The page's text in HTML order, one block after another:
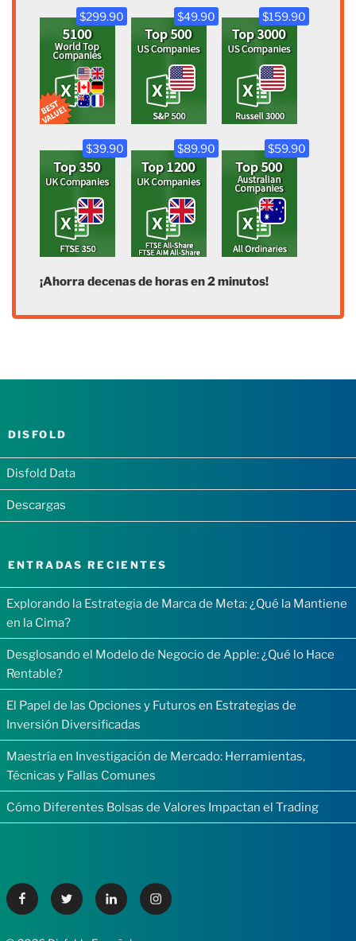
$299.90 $49.90 $159.90
$39.90 $89.90 $59.90
¡Ahorra decenas de horas en 2 minutos!
DISFOLD
Disfold Data
Descargas
ENTRADAS RECIENTES
Explorando la Estrategia de Marca de Meta: ¿Qué la Mantiene
en la Cima?
Desglosando el Modelo de Negocio de Apple: ¿Qué lo Hace
Rentable?
El Papel de las Opciones y Futuros en Estrategias de
Inversión Diversificadas
Maestría en Investigación de Mercado: Herramientas,
Técnicas y Fallas Comunes
Cómo Diferentes Bolsas de Valores Impactan el Trading
FacebookTwitter LinkedinInstagram